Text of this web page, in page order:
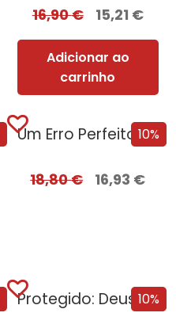
16,90€ 15,21 €
Adicionar ao
carrinho
10%
Um Erro Perfeito – Edição com EDGES
18,80€ 16,93 €
10%
Protegido: Deus da Guerra Edição com EDGES